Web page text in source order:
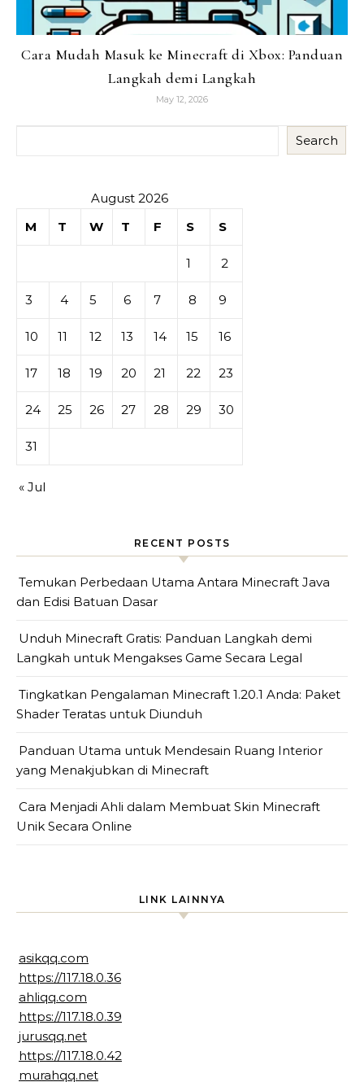
Cara Mudah Masuk ke Minecraft di Xbox: Panduan
Langkah demi Langkah
May 12, 2026
Search
August 2026
M
T W T F S S
1 2
3 4 5 6 7 8 9
10 11 12 13 14 15 16
17 18 19 20 21 22 23
24 25 26 27 28 29 30
31
« Jul
RECENT POSTS
Temukan Perbedaan Utama Antara Minecraft Java
dan Edisi Batuan Dasar
Unduh Minecraft Gratis: Panduan Langkah demi
Langkah untuk Mengakses Game Secara Legal
Tingkatkan Pengalaman Minecraft 1.20.1 Anda: Paket
Shader Teratas untuk Diunduh
Panduan Utama untuk Mendesain Ruang Interior
yang Menakjubkan di Minecraft
Cara Menjadi Ahli dalam Membuat Skin Minecraft
Unik Secara Online
LINK LAINNYA
asikqq.com
https://117.18.0.36
ahliqq.com
https://117.18.0.39
jurusqq.net
https://117.18.0.42
murahqq.net